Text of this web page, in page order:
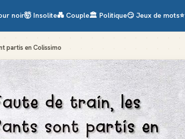
noir🤯 Insolite💑 Couple🏛️ Politique😏 Jeux de mots⭐
partis en Colissimo